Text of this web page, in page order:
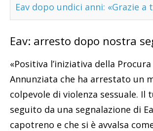
Eav dopo undici anni: «Grazie a
Eav: arresto dopo nostra
«Positiva l’iniziativa della
Annunziata che ha arrestato un
colpevole di violenza sessuale. Il
seguito da una segnalazione di
capotreno e che si è avvalsa